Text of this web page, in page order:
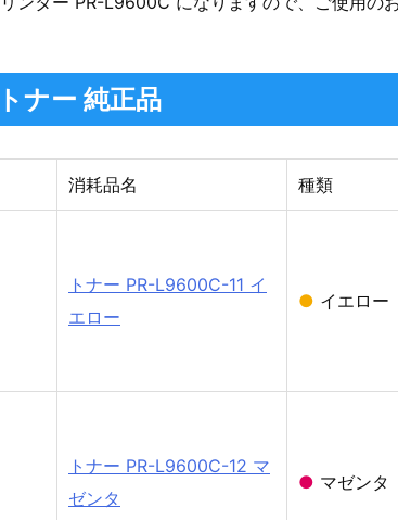
ナー 純正品
消耗品名 種類
トナー PR-L9600C-11 イ
エロー
● イエロー
トナー PR-L9600C-12 マ
ゼンタ
● マゼンタ